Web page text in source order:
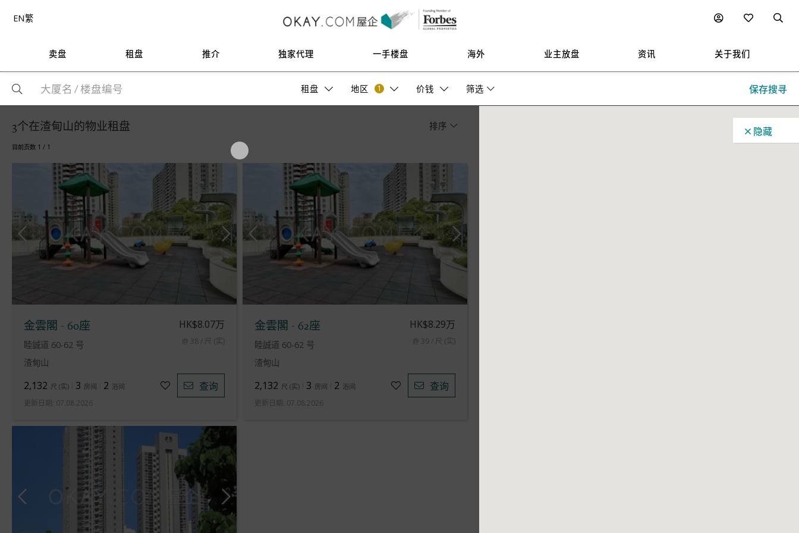
卖盘 租盘 推介 独家代理 一手楼盘 海外 业主放盘 资讯 关于我们
EN繁
租盘 地区 1 价钱 筛选 保存搜寻
隐藏
3个在渣甸山的物业租盘 排序
目前页数 1 / 1
金雲閣 - 60座
睦誠道 60-62 号
渣甸山
HK$8.07万
@ 38 / 尺 (实)
2,132 尺 (实) 3 房间 2 浴间 查询
更新日期 07.08.2026
金雲閣 - 62座
睦誠道 60-62 号
渣甸山
HK$8.29万
@ 39 / 尺 (实)
2,132 尺 (实) 3 房间 2 浴间 查询
更新日期 07.08.2026